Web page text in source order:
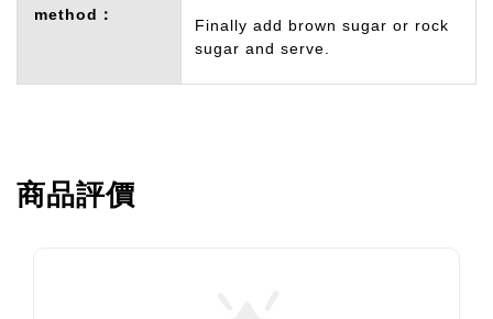
method：
Finally add brown sugar or rock
sugar and serve.
商品評價